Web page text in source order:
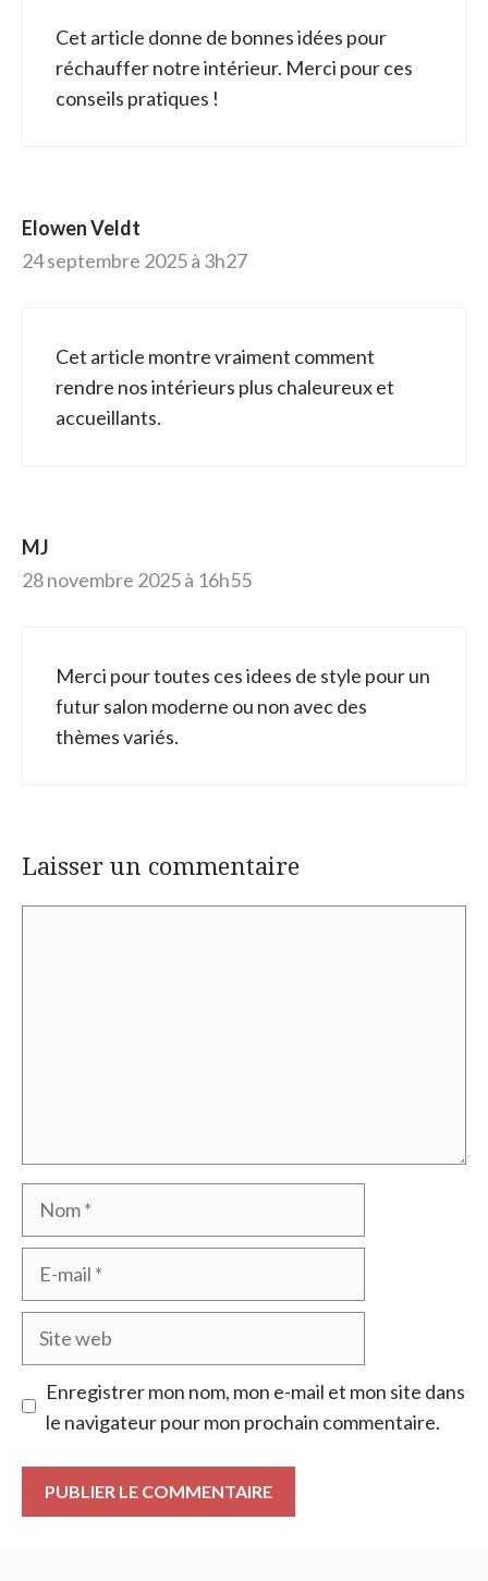
Cet article donne de bonnes idées pour
réchauffer notre intérieur. Merci pour ces
conseils pratiques !
Elowen Veldt
24 septembre 2025 à 3h27
Cet article montre vraiment comment
rendre nos intérieurs plus chaleureux et
accueillants.
MJ
28 novembre 2025 à 16h55
Merci pour toutes ces idees de style pour un
futur salon moderne ou non avec des
thèmes variés.
Laisser un commentaire
Nom
Site
Enregistrer mon nom, mon e-mail et mon site dans
le navigateur pour mon prochain commentaire.